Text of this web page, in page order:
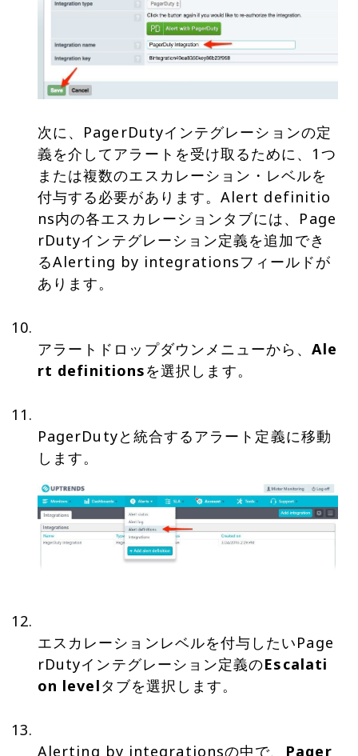
次に、PagerDutyインテグレーションの定
義を介してアラートを受け取るために、1つ
または複数のエスカレーション・レベルを
付与する必要があります。Alert definitio
ns内の各エスカレーションタブには、Page
rDutyインテグレーション定義を追加でき
るAlerting by integrationsフィールドが
あります。
アラートドロップダウンメニューから、Ale
rt definitionsを選択します。
PagerDutyと統合するアラート定義に移動
エスカレーションレベルを付与したいPage
rDutyインテグレーション定義のEscalati
on levelタブを選択します。
Alerting by integrationsの中で、 Pager